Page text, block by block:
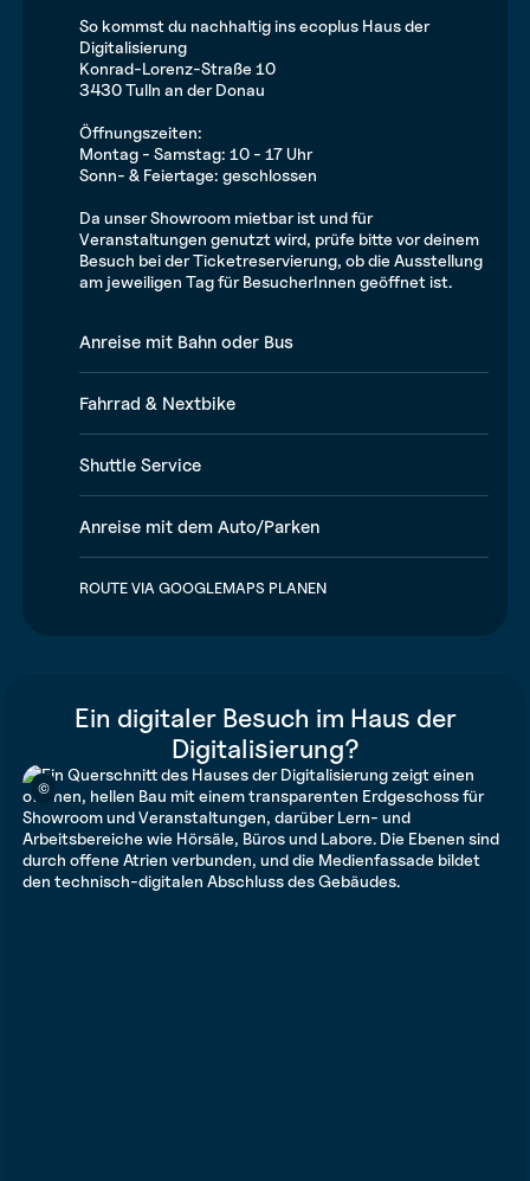
So kommst du nachhaltig ins ecoplus Haus der
Digitalisierung
Konrad-Lorenz-Straße 10
3430 Tulln an der Donau
Öffnungszeiten:
Montag - Samstag: 10 - 17 Uhr
Sonn- & Feiertage: geschlossen
Da unser Showroom mietbar ist und für
Veranstaltungen genutzt wird, prüfe bitte vor deinem
Besuch bei der Ticketreservierung, ob die Ausstellung
am jeweiligen Tag für BesucherInnen geöffnet ist.
Anreise mit Bahn oder Bus
Fahrrad & Nextbike
Shuttle Service
Anreise mit dem Auto/Parken
ROUTE VIA GOOGLEMAPS PLANEN
Ein digitaler Besuch im Haus der
Digitalisierung?
©